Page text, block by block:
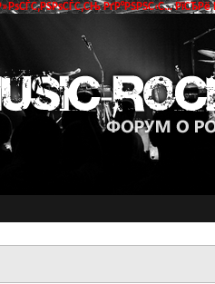
РґР°РЅРЅС‹С…